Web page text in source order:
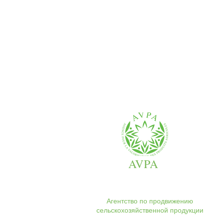
AVPA
Агентство по продвижению
сельскохозяйственной продукции